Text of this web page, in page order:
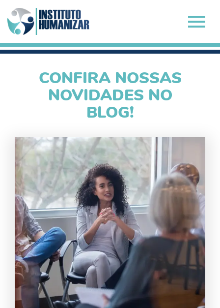
CONFIRA NOSSAS
NOVIDADES NO
BLOG!